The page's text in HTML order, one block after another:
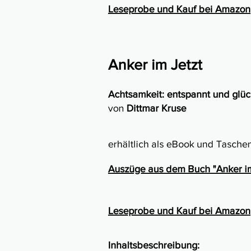
Leseprobe und Kauf bei Amazon
Anker im Jetzt
Achtsamkeit: entspannt und
von Dittmar Kruse
erhältlich als eBook und
Auszüge aus dem Buch "Anker
Leseprobe und Kauf bei Amazon
Inhaltsbeschreibung: